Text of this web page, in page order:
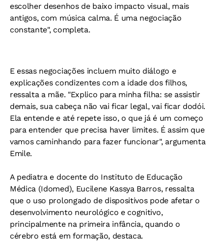
escolher desenhos de baixo impacto visual, mais
antigos, com música calma. É uma negociação
constante", completa.
E essas negociações incluem muito diálogo e
explicações condizentes com a idade dos filhos,
ressalta a mãe. "Explico para minha filha: se assistir
demais, sua cabeça não vai ficar legal, vai ficar dodói.
Ela entende e até repete isso, o que já é um começo
para entender que precisa haver limites. É assim que
vamos caminhando para fazer funcionar", argumenta
Emile.
A pediatra e docente do Instituto de Educação
Médica (Idomed), Eucilene Kassya Barros, ressalta
que o uso prolongado de dispositivos pode afetar o
desenvolvimento neurológico e cognitivo,
principalmente na primeira infância, quando o
cérebro está em formação, destaca.